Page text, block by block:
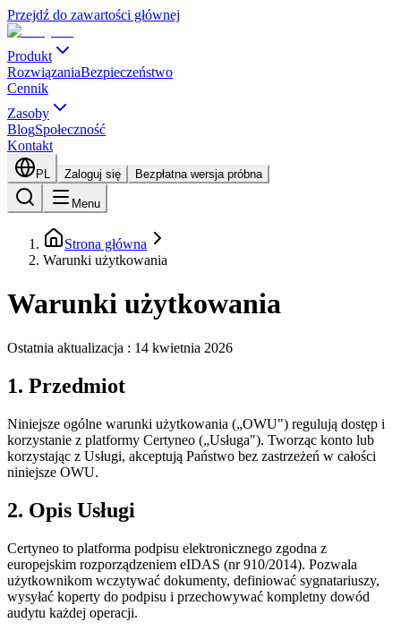
Przejdź do zawartości głównej
Produkt
RozwiązaniaBezpieczeństwo
Cennik
Zasoby
BlogSpołeczność
Kontakt
PL Zaloguj się Bezpłatna wersja próbna
Menu
Strona główna
Warunki użytkowania
Warunki użytkowania
Ostatnia aktualizacja : 14 kwietnia 2026
1. Przedmiot
Niniejsze ogólne warunki użytkowania („OWU") regulują dostęp i
korzystanie z platformy Certyneo („Usługa"). Tworząc konto lub
korzystając z Usługi, akceptują Państwo bez zastrzeżeń w całości
niniejsze OWU.
2. Opis Usługi
Certyneo to platforma podpisu elektronicznego zgodna z
europejskim rozporządzeniem eIDAS (nr 910/2014). Pozwala
użytkownikom wczytywać dokumenty, definiować sygnatariuszy,
wysyłać koperty do podpisu i przechowywać kompletny dowód
audytu każdej operacji.